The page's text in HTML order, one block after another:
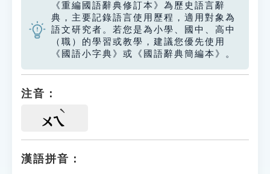
《重編國語辭典修訂本》為歷史語言辭
典，主要記錄語言使用歷程，適用對象為
語文研究者。若您是為小學、國中、高中
（職）的學習或教學，建議您優先使用
《國語小字典》或《國語辭典簡編本》。
注音：
ㄨㄟ
漢語拼音：